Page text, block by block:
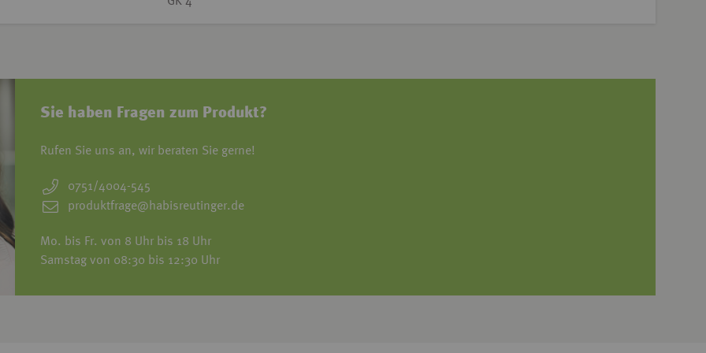
Sie haben Fragen zum Produkt?
Rufen Sie uns an, wir beraten Sie gerne!
0751/4004-545
produktfrage@habisreutinger.de
Mo. bis Fr. von 8 Uhr bis 18 Uhr
Samstag von 08:30 bis 12:30 Uhr